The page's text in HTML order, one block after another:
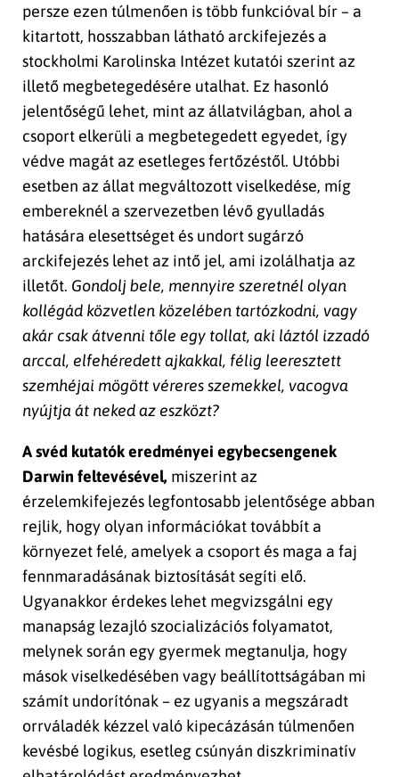
persze ezen túlmenően is több funkcióval bír – a
kitartott, hosszabban látható arckifejezés a
stockholmi Karolinska Intézet kutatói szerint az
illető megbetegedésére utalhat. Ez hasonló
jelentőségű lehet, mint az állatvilágban, ahol a
csoport elkerüli a megbetegedett egyedet, így
védve magát az esetleges fertőzéstől. Utóbbi
esetben az állat megváltozott viselkedése, míg
embereknél a szervezetben lévő gyulladás
hatására elesettséget és undort sugárzó
arckifejezés lehet az intő jel, ami izolálhatja az
illetőt. Gondolj bele, mennyire szeretnél olyan
kollégád közvetlen közelében tartózkodni, vagy
akár csak átvenni tőle egy tollat, aki láztól izzadó
arccal, elfehéredett ajkakkal, félig leeresztett
szemhéjai mögött véreres szemekkel, vacogva
nyújtja át neked az eszközt?
A svéd kutatók eredményei egybecsengenek
Darwin feltevésével, miszerint az
érzelemkifejezés legfontosabb jelentősége abban
rejlik, hogy olyan információkat továbbít a
környezet felé, amelyek a csoport és maga a faj
fennmaradásának biztosítását segíti elő.
Ugyanakkor érdekes lehet megvizsgálni egy
manapság lezajló szocializációs folyamatot,
melynek során egy gyermek megtanulja, hogy
mások viselkedésében vagy beállítottságában mi
számít undorítónak – ez ugyanis a megszáradt
orrváladék kézzel való kipecázásán túlmenően
kevésbé logikus, esetleg csúnyán diszkriminatív